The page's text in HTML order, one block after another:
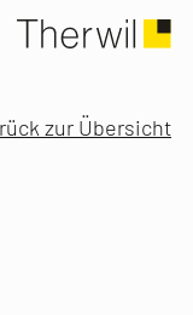
zur Übersicht